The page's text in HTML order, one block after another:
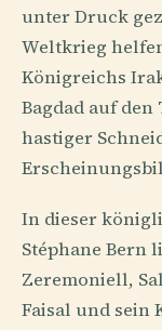
unter Druck
Weltkrieg
Königreichs
Bagdad auf
hastiger
In dieser
Stéphane Bern
Zeremoniell,
Faisal und sein